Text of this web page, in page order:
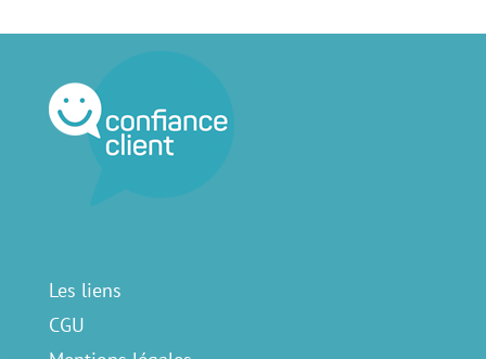
Les liens
CGU